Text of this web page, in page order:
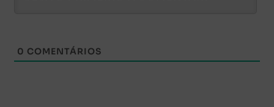
0 COMENTÁRIOS